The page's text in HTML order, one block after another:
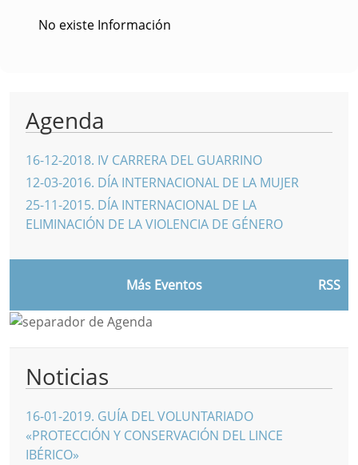
No existe Información
Agenda
16-12-2018. IV CARRERA DEL GUARRINO
12-03-2016. DÍA INTERNACIONAL DE LA MUJER
25-11-2015. DÍA INTERNACIONAL DE LA
ELIMINACIÓN DE LA VIOLENCIA DE GÉNERO
Más Eventos RSS
Noticias
16-01-2019. GUÍA DEL VOLUNTARIADO
«PROTECCIÓN Y CONSERVACIÓN DEL LINCE
IBÉRICO»